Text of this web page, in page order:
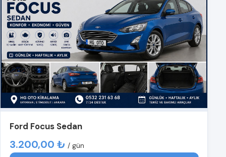
Ford Focus Sedan
3.200,00 ₺ / gün